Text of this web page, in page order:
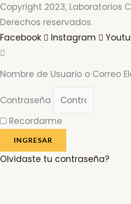
Copyright 2023, Laboratorios
Derechos reservados.
Facebook
Instagram
Nombre de Usuario o Correo
Contraseña
Recordarme
INGRESAR
Olvidaste tu contraseña?